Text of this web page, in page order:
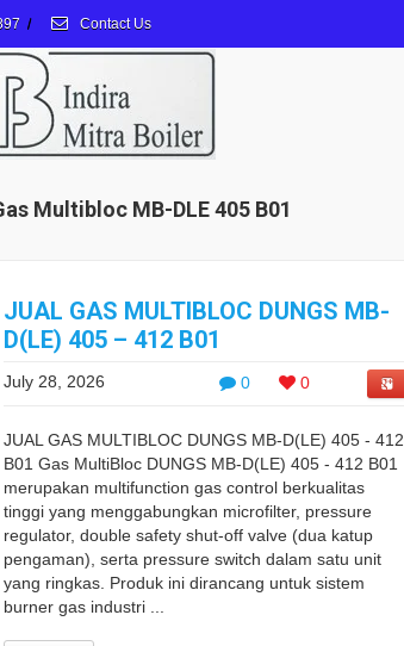
/ Contact Us
Multibloc MB-DLE 405 B01
JUAL GAS MULTIBLOC DUNGS MB-
D(LE) 405 – 412 B01
0 0
July 28, 2026
JUAL GAS MULTIBLOC DUNGS MB-D(LE) 405 - 412
B01 Gas MultiBloc DUNGS MB-D(LE) 405 - 412 B01
merupakan multifunction gas control berkualitas
tinggi yang menggabungkan microfilter, pressure
regulator, double safety shut-off valve (dua katup
pengaman), serta pressure switch dalam satu unit
yang ringkas. Produk ini dirancang untuk sistem
burner gas industri ...